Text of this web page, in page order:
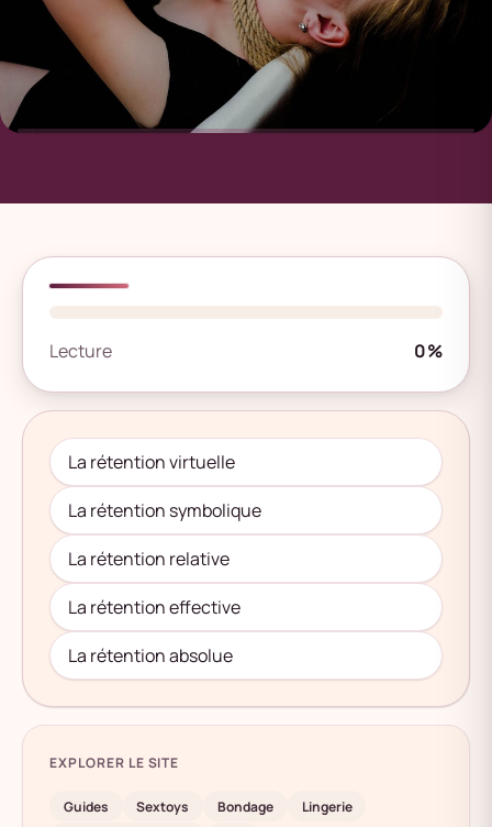
Lecture 0%
La rétention virtuelle
La rétention symbolique
La rétention relative
La rétention effective
La rétention absolue
EXPLORER LE SITE
Guides Sextoys Bondage
Lingerie